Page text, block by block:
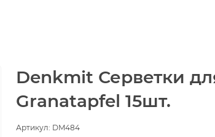
Denkmit Серветки
Granatapfel 15шт.
Артикул: DM484